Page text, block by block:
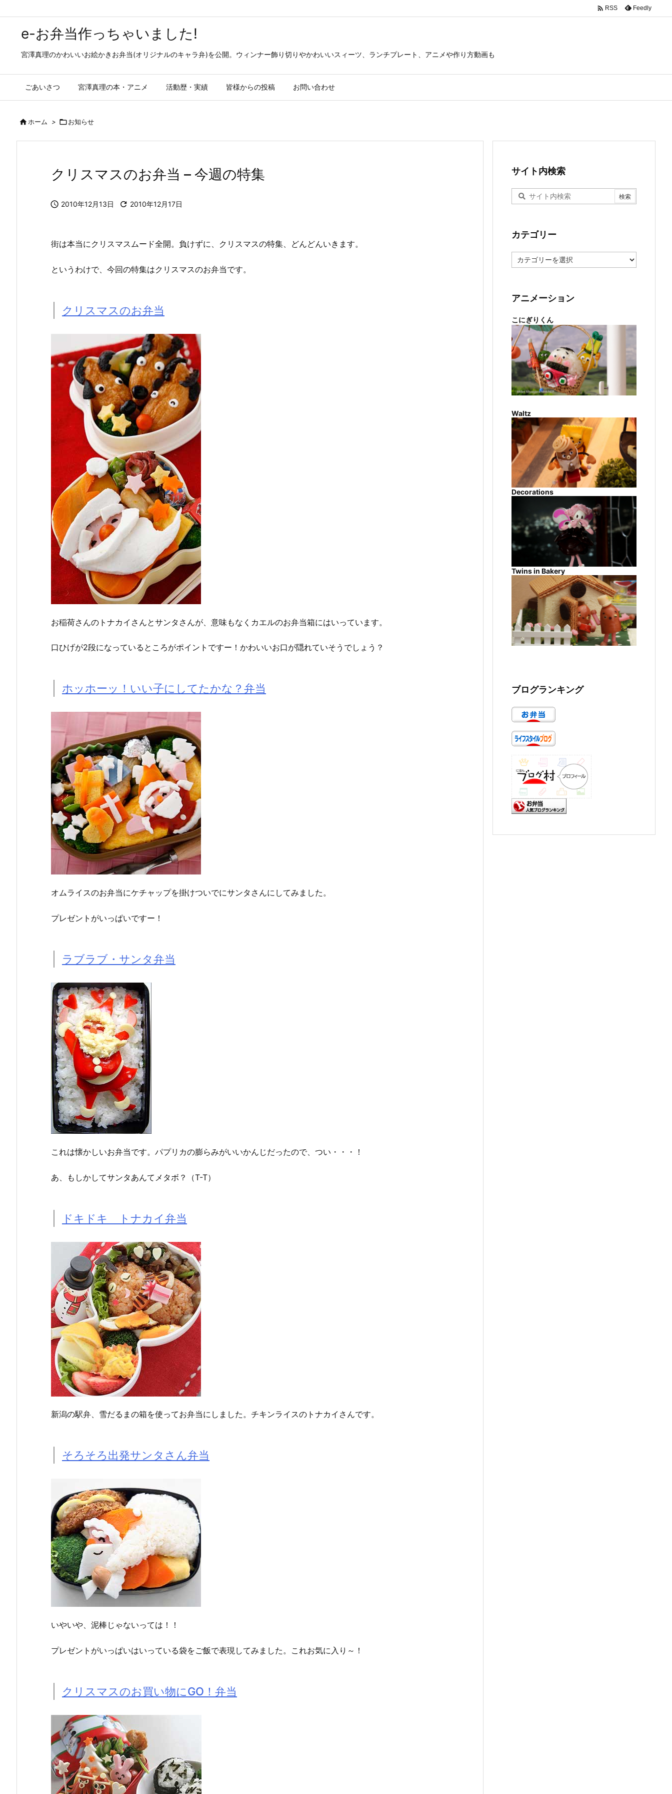
e-お弁当作っちゃいました!
宮澤真理のかわいいお絵かきお弁当(オリジナルのキャラ弁)を公開。ウィンナー飾り切りやかわいいスィーツ、ランチプレート、アニメや作り方動画も
ごあいさつ 宮澤真理の本・アニメ 活動歴・実績 皆様からの投稿 お問い合わせ
 RSS Feedly
ホーム > お知らせ
クリスマスのお弁当 – 今週の特集
 2010年12月13日  2010年12月17日
街は本当にクリスマスムード全開。負けずに、クリスマスの特集、どんどんいきます。
というわけで、今回の特集はクリスマスのお弁当です。
クリスマスのお弁当
お稲荷さんのトナカイさんとサンタさんが、意味もなくカエルのお弁当箱にはいっています。
口ひげが2段になっているところがポイントですー！かわいいお口が隠れていそうでしょう？
ホッホーッ！いい子にしてたかな？弁当
オムライスのお弁当にケチャップを掛けついでにサンタさんにしてみました。
プレゼントがいっぱいですー！
ラブラブ・サンタ弁当
これは懐かしいお弁当です。パプリカの膨らみがいいかんじだったので、つい・・・！
あ、もしかしてサンタあんてメタボ？（T-T）
ドキドキ トナカイ弁当
新潟の駅弁、雪だるまの箱を使ってお弁当にしました。チキンライスのトナカイさんです。
そろそろ出発サンタさん弁当
いやいや、泥棒じゃないっては！！
プレゼントがいっぱいはいっている袋をご飯で表現してみました。これお気に入り～！
クリスマスのお買い物にGO！弁当
サイト内検索
カテゴリー
テ
ー
アニメーション
こにぎりくん
Waltz
Decorations
Twins in Bakery
ブログランキング